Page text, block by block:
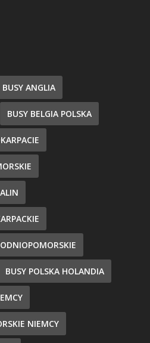
BUSY ANGLIA
BUSY BELGIA POLSKA
BUSY POLSKA HOLANDIA
NIEMCY